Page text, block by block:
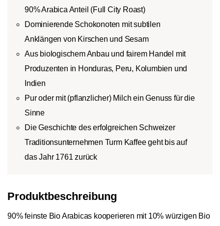
90% Arabica Anteil (Full City Roast)
Dominierende Schokonoten mit subtilen
Anklängen von Kirschen und Sesam
Aus biologischem Anbau und fairem Handel mit
Produzenten in Honduras, Peru, Kolumbien und
Indien
Pur oder mit (pflanzlicher) Milch ein Genuss für die
Sinne
Die Geschichte des erfolgreichen Schweizer
Traditionsunternehmen Turm Kaffee geht bis auf
das Jahr 1761 zurück
Produktbeschreibung
90% feinste Bio Arabicas kooperieren mit 10% würzigen Bio